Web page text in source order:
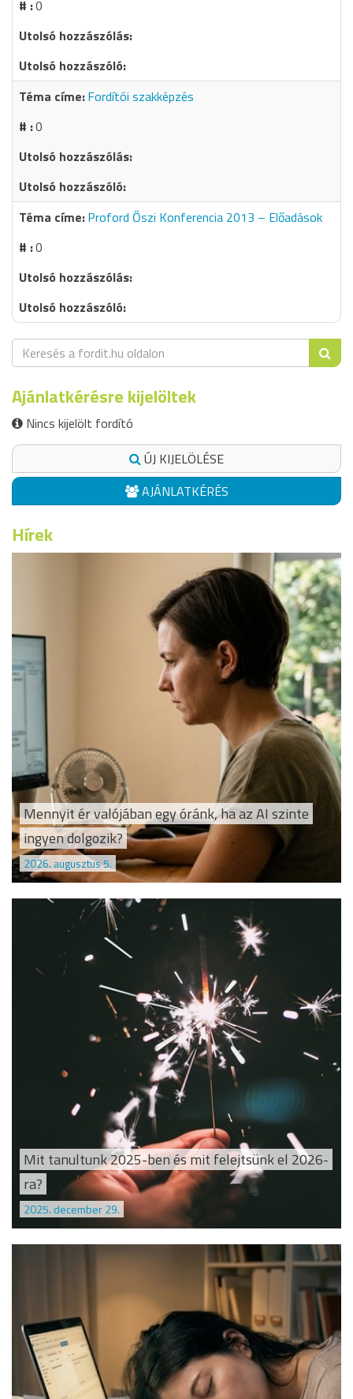
0
Fordítói szakképzés
0
Proford Őszi Konferencia 2013 – Előadások
0
Ajánlatkérésre kijelöltek
Nincs kijelölt fordító
ÚJ KIJELÖLÉSE
AJÁNLATKÉRÉS
Hírek
Mennyit ér valójában egy óránk, ha az AI szinte
ingyen dolgozik?
2026. augusztus 5.
Mit tanultunk 2025-ben és mit felejtsünk el 2026-
ra?
2025. december 29.